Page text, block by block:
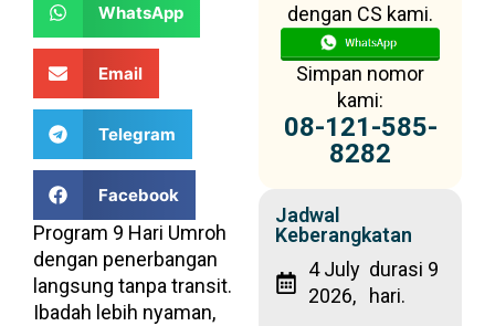
WhatsApp
Email
Telegram
Facebook
Program 9 Hari Umroh
dengan penerbangan
langsung tanpa transit.
Ibadah lebih nyaman,
dengan CS kami.
Simpan nomor
kami:
08-121-585-
8282
Jadwal
Keberangkatan
4 July
2026,
durasi 9
hari.